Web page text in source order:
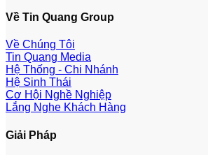
Về Tin Quang Group
Về Chúng Tôi
Tin Quang Media
Hệ Thống - Chi Nhánh
Hệ Sinh Thái
Cơ Hội Nghề Nghiệp
Lắng Nghe Khách Hàng
Giải Pháp